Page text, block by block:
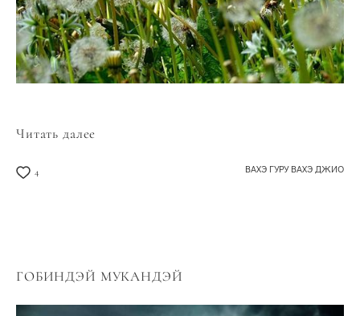
Читать далее
4 ВАХЭ ГУРУ ВАХЭ ДЖИО
ГОБИНДЭЙ МУКАНДЭЙ